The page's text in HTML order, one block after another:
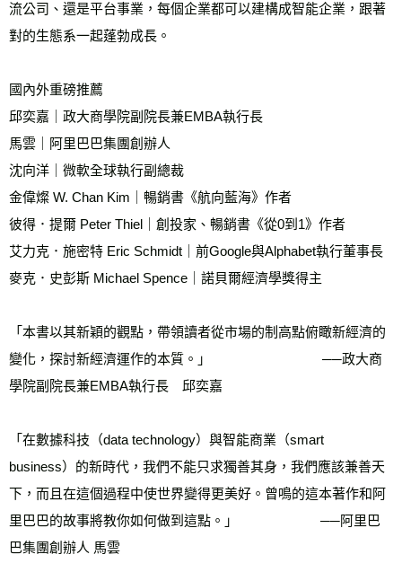
流公司、還是平台事業，每個企業都可以建構成智能企業，跟著
對的生態系一起蓬勃成長。
國內外重磅推薦
邱奕嘉｜政大商學院副院長兼EMBA執行長
馬雲｜阿里巴巴集團創辦人
沈向洋｜微軟全球執行副總裁
金偉燦 W. Chan Kim｜暢銷書《航向藍海》作者
彼得．提爾 Peter Thiel｜創投家、暢銷書《從0到1》作者
艾力克．施密特 Eric Schmidt｜前Google與Alphabet執行董事長
麥克．史彭斯 Michael Spence｜諾貝爾經濟學獎得主
「本書以其新穎的觀點，帶領讀者從市場的制高點俯瞰新經濟的
變化，探討新經濟運作的本質。」                               ──政大商
學院副院長兼EMBA執行長　邱奕嘉
「在數據科技（data technology）與智能商業（smart
business）的新時代，我們不能只求獨善其身，我們應該兼善天
下，而且在這個過程中使世界變得更美好。曾鳴的這本著作和阿
里巴巴的故事將教你如何做到這點。」                       ──阿里巴
巴集團創辦人 馬雲